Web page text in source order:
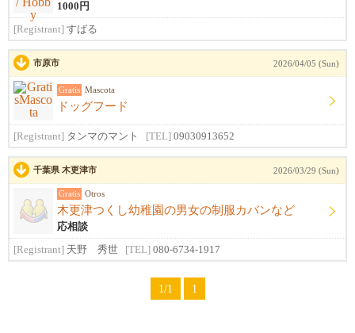
1000円
[Registrant] すばる
市原市 2026/04/05 (Sun)
Gratis Mascota
ドッグフード
[Registrant] タンマのマント [TEL] 09030913652
千葉県 木更津市 2026/03/29 (Sun)
Gratis Otros
木更津つくし幼稚園の男女の制服カバンなど
応相談
[Registrant] 天野 秀世 [TEL] 080-6734-1917
1/1 1